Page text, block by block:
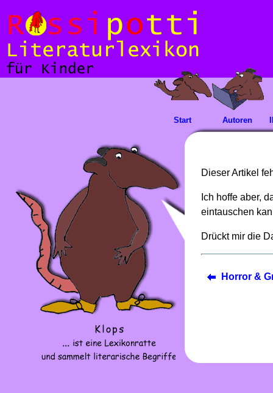
Dieser Artikel
Ich hoffe aber,
eintauschen
Drückt mir die
Horror &
Start Autoren